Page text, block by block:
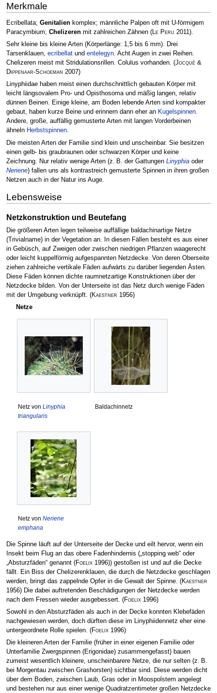
Merkmale
Ecribellata; Genitalienkomplex; männliche Palpen oft mit U-förmigem
Paracymbium; Chelizerenmit zahlreichen Zähnen (Le Peru 2011).
Sehr kleine bis kleine Arten (Körperlänge: 1,5 bis 6 mm). Drei
Tarsenklauen, ecribellatund entelegyn. Acht Augen in zwei Reihen.
Chelizeren meist mit Stridulationsrillen. Colulus vorhanden. (Jocqué &
Dippenaar-Schoeman 2007)
Linyphiidae haben meist einen durchschnittlich gebauten Körper mit
leicht längsovalem Pro- und Opisthosoma und mäßig langen, relativ
dünnen Beinen. Einige kleine, am Boden lebende Arten sind kompakter
gebaut, haben kurze Beine und erinnern dann eher an Kugelspinnen.
Andere, große, auffällig gemusterte Arten mit langen Vorderbeinen
ähneln Herbstspinnen.
Die meisten Arten der Familie sind klein und unscheinbar. Sie besitzen
einen gelb- bis graubraunen oder schwarzen Körper und keine
Zeichnung. Nur relativ wenige Arten (z. B. der Gattungen Linyphiaoder
Neriene) fallen uns als kontrastreich gemusterte Spinnen in ihren großen
Netzen auch in der Natur ins Auge.
Lebensweise
Netzkonstruktion und Beutefang
Die größeren Arten legen teilweise auffällige baldachinartige Netze
(Trivialname) in der Vegetation an. In diesen Fällen besteht es aus einer
in Gebüsch, auf Zweigen oder zwischen niedrigen Pflanzen waagerecht
oder leicht kuppelförmig aufgespannten Netzdecke. Von deren Oberseite
ziehen zahlreiche vertikale Fäden aufwärts zu darüber liegenden Ästen.
Diese Fäden können dichte raumnetzartige Konstruktionen über der
Netzdecke bilden. Von der Unterseite ist das Netz durch wenige Fäden
mit der Umgebung verknüpft. (Kaestner 1956)
Netze
Netz von Linyphia
triangularis
Baldachinnetz
Netz von Neriene
emphana
Die Spinne läuft auf der Unterseite der Decke und eilt hervor, wenn ein
Insekt beim Flug an das obere Fadenhindernis („stopping web“ oder
„Absturzfäden“ genannt (Foelix1996)) gestoßen ist und auf die Decke
fällt. Ein Biss der Chelizerenklauen, die durch die Netzdecke geschlagen
werden, bringt das zappelnde Opfer in die Gewalt der Spinne. (Kaestner
1956)Die dabei auftretenden Beschädigungen der Netzdecke werden
nach dem Fressen wieder ausgebessert. (Foelix1996)
Sowohl in den Absturzfäden als auch in der Decke konnten Klebefäden
nachgewiesen werden, doch dürften diese im Linyphiidennetz eher eine
untergeordnete Rolle spielen. (Foelix1996)
Die kleineren Arten der Familie (früher in einer eigenen Familie oder
Unterfamilie Zwergspinnen (Erigonidae) zusammengefasst) bauen
zumeist wesentlich kleinere, unscheinbarere Netze, die nur selten (z. B.
bei Morgentau zwischen Grashorsten) sichtbar sind. Diese werden dicht
über dem Boden, zwischen Laub, Gras oder in Moospolstern angelegt
und bestehen nur aus einer wenige Quadratzentimeter großen Netzdecke